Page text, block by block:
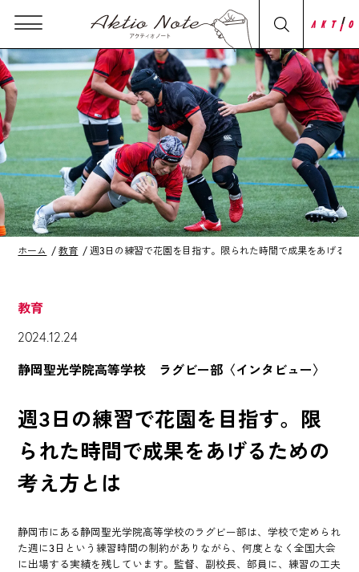
ホーム 教育 週3日の練習で花園を目指す。限られた時間で成果をあげるた
教育
2024.12.24
静岡聖光学院高等学校 ラグビー部〈インタビュー〉
週3日の練習で花園を目指す。限
られた時間で成果をあげるための
考え方とは
静岡市にある静岡聖光学院高等学校のラグビー部は、学校で定められ
た週に3日という練習時間の制約がありながら、何度となく全国大会
に出場する実績を残しています。監督、副校長、部員に、練習の工夫